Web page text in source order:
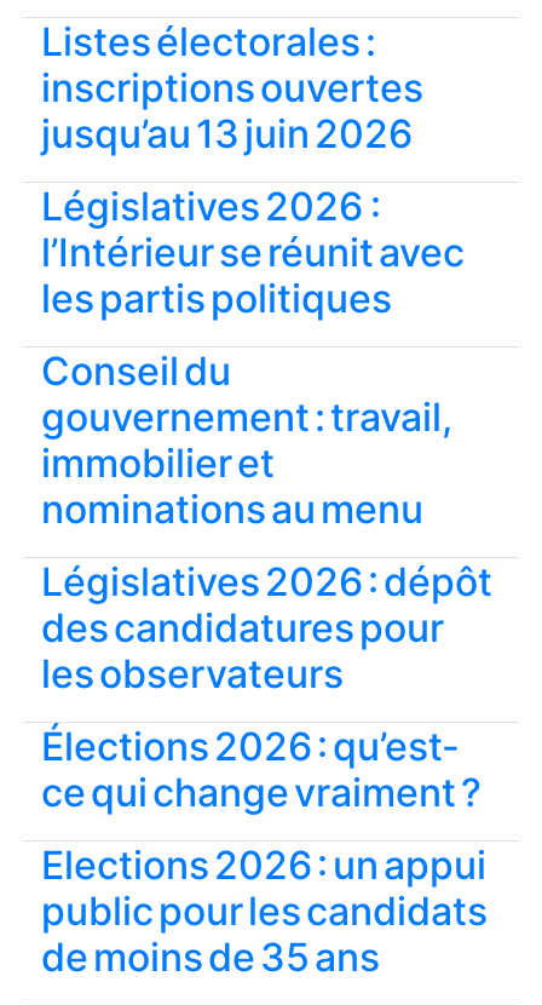
Listes électorales :
inscriptions ouvertes
jusqu’au 13 juin 2026
Législatives 2026 :
l’Intérieur se réunit avec
les partis politiques
Conseil du
gouvernement : travail,
immobilier et
nominations au menu
Législatives 2026 : dépôt
des candidatures pour
les observateurs
Élections 2026 : qu’est-
ce qui change vraiment ?
Elections 2026 : un appui
public pour les candidats
de moins de 35 ans